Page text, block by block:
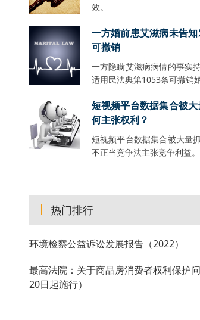
效。
一方婚前患艾滋病未告
可撤销
一方隐瞒艾滋病病情的事实
适用民法典第1053条可撤销
短视频平台数据集合被
何主张权利？
短视频平台数据集合被大量
不正当竞争法主张竞争利益。
热门排行
环境检察公益诉讼发展报告（2022）
最高法院：关于商品房消费者权利保护
20日起施行）